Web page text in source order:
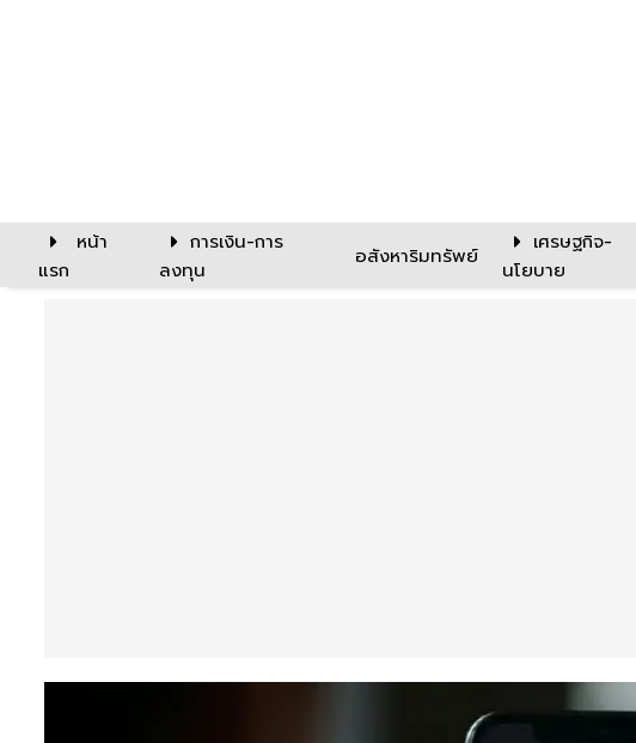
หน้า
แรก
การเงิน-การ
ลงทุน
อสังหาริมทรัพย์
เศรษฐกิจ-
นโยบาย